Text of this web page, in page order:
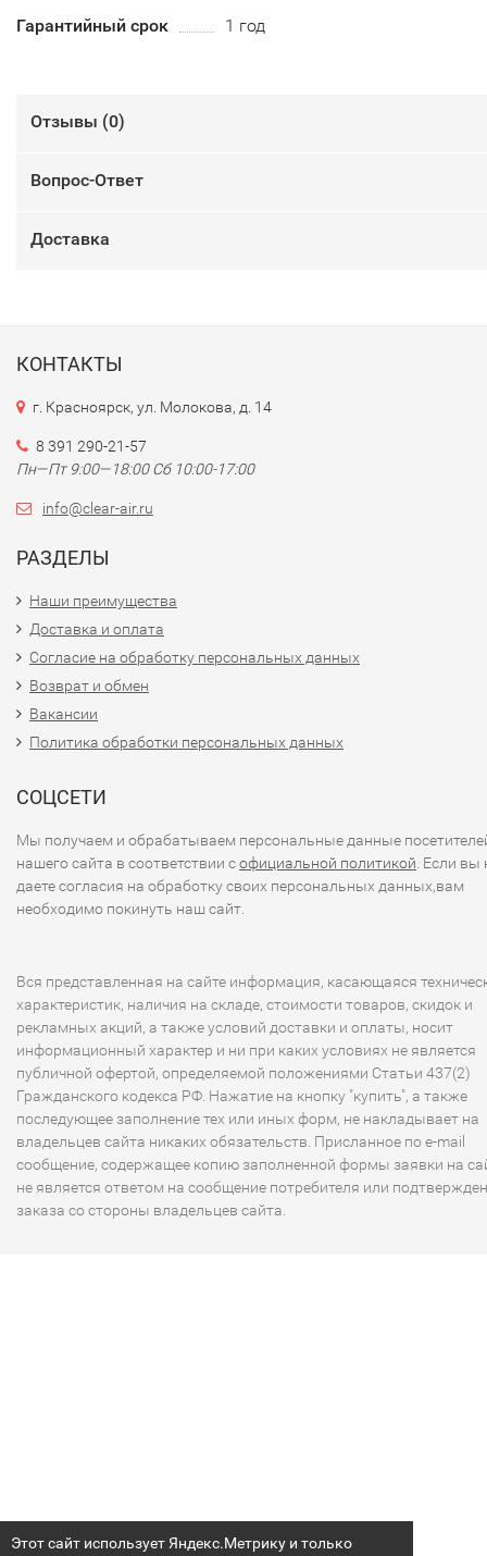
Этот сайт использует Яндекс.Метрику и только
Гарантийный срок
1 год
Отзывы (0)
Вопрос-Ответ
Доставка
КОНТАКТЫ
г. Красноярск, ул. Молокова, д. 14
8 391 290-21-57
Пн—Пт 9:00—18:00 Сб 10:00-17:00
info@clear-air.ru
РАЗДЕЛЫ
Наши преимущества
Доставка и оплата
Согласие на обработку персональных данных
Возврат и обмен
Вакансии
Политика обработки персональных данных
СОЦСЕТИ
Мы получаем и обрабатываем персональные данные
нашего сайта в соответствии софициальной политикой . Если вы
даете согласия на обработку своих персональных данных,вам
необходимо покинуть наш сайт.
Вся представленная на сайте информация, касающаяся
характеристик, наличия на складе, стоимости товаров, скидок и
рекламных акций, а также условий доставки и оплаты, носит
информационный характер и ни при каких условиях не является
публичной офертой, определяемой положениями Статьи 437(2)
Гражданского кодекса РФ. Нажатие на кнопку "купить", а также
последующее заполнение тех или иных форм, не накладывает на
владельцев сайта никаких обязательств. Присланное по e-mail
сообщение, содержащее копию заполненной формы заявки на
не является ответом на сообщение потребителя или
заказа со стороны владельцев сайта.